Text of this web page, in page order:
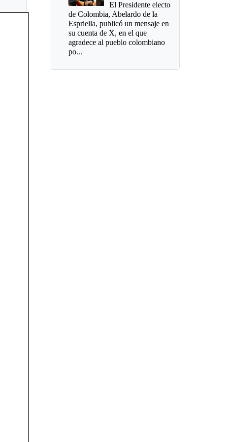
El Presidente electo
de Colombia, Abelardo de la
Espriella, publicó un mensaje en
su cuenta de X, en el que
agradece al pueblo colombiano
po...